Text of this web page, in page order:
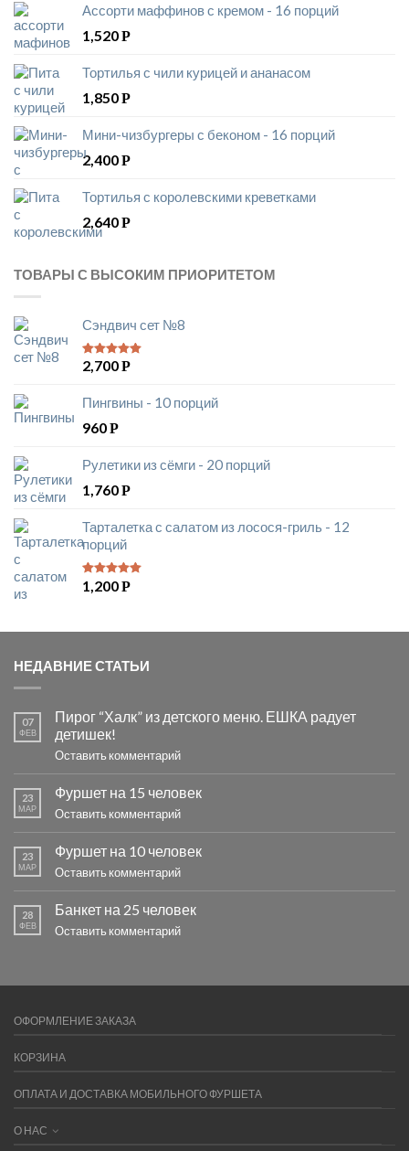
Ассорти маффинов с кремом - 16 порций
1,520Р
Тортилья с чили курицей и ананасом
1,850Р
Мини-чизбургеры с беконом - 16 порций
2,400Р
Тортилья с королевскими креветками
2,640Р
ТОВАРЫ С ВЫСОКИМ ПРИОРИТЕТОМ
Сэндвич сет №8
5из 5
2,700Р
Пингвины - 10 порций
960Р
Рулетики из сёмги - 20 порций
1,760Р
Тарталетка с салатом из лосося-гриль - 12
порций
5 из 5
1,200Р
НЕДАВНИЕ СТАТЬИ
07
ФЕВ
Пирог “Халк” из детского меню. ЕШКА радует
детишек!
Оставить комментарий
23
МАР
Фуршет на 15 человек
Оставить комментарий
23
МАР
Фуршет на 10 человек
Оставить комментарий
28
ФЕВ
Банкет на 25 человек
Оставить комментарий
ОФОРМЛЕНИЕ ЗАКАЗА
КОРЗИНА
ОПЛАТА И ДОСТАВКА МОБИЛЬНОГО ФУРШЕТА
О НАС